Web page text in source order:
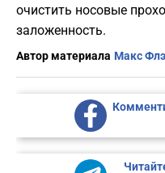
очистить носовые
заложенность.
Автор материала Макс